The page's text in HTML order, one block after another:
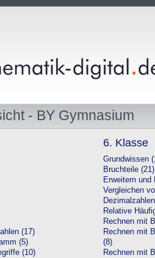
- BY Gymnasium
(17)
(5)
(10)
6. Klasse
Grundwissen
Bruchteile (21)
Erweitern und
Vergleichen
Relative
Rechnen mit
Rechnen mit
(8)
Rechnen mit